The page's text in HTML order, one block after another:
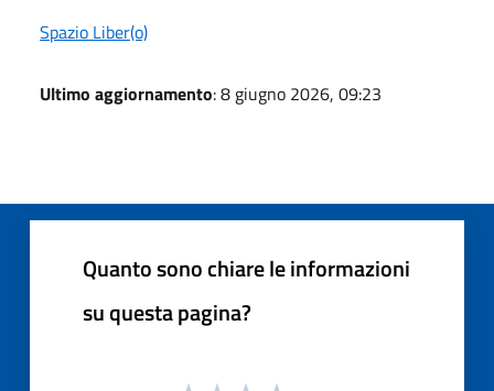
Spazio Liber(o)
Ultimo aggiornamento: 8 giugno 2026, 09:23
Quanto sono chiare le informazioni
su questa pagina?